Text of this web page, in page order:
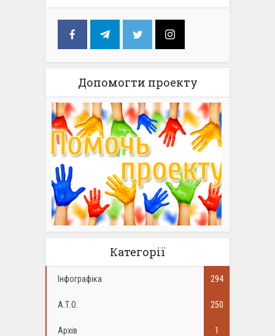
Допомогти проекту
Категорії
Інфографіка 294
А.Т.О. 250
Архів 1